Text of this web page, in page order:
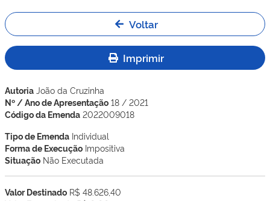
Voltar
Imprimir
Autoria João da Cruzinha
Nº / Ano de Apresentação 18 / 2021
Código da Emenda 2022009018
Tipo de Emenda Individual
Forma de Execução Impositiva
Situação Não Executada
Valor Destinado R$ 48.626,40